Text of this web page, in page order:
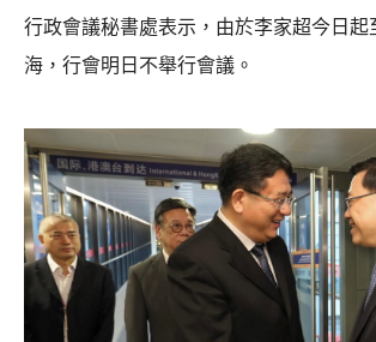
行政會議秘書處表示，由於李家超今日起
海，行會明日不舉行會議。